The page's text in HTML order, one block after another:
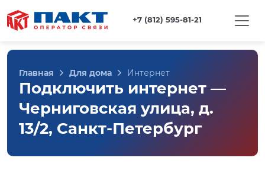
+7 (812) 595-81-21
Главная Для дома Интернет
Подключить интернет —
Черниговская улица, д.
13/2, Санкт-Петербург